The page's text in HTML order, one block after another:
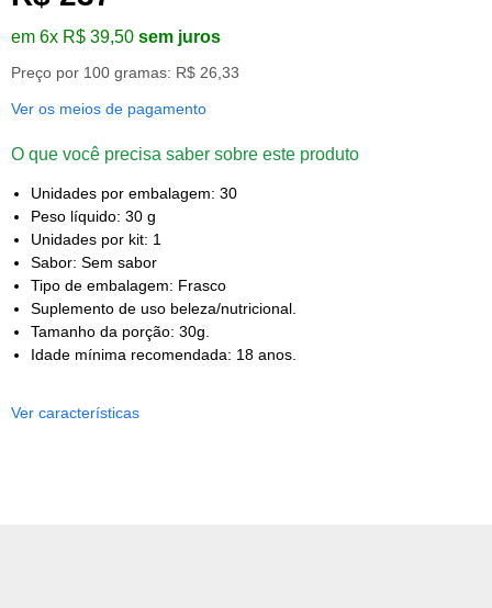
em 6x R$ 39,50 sem juros
Preço por 100 gramas: R$ 26,33
Ver os meios de pagamento
O que você precisa saber sobre este produto
Unidades por embalagem: 30
Peso líquido: 30 g
Unidades por kit: 1
Sabor: Sem sabor
Tipo de embalagem: Frasco
Suplemento de uso beleza/nutricional.
Tamanho da porção: 30g.
Idade mínima recomendada: 18 anos.
Ver características